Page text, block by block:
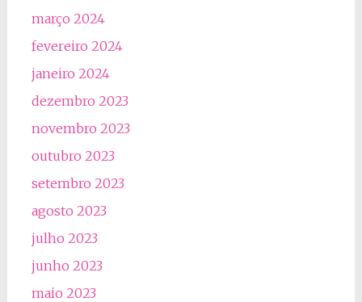
março 2024
fevereiro 2024
janeiro 2024
dezembro 2023
novembro 2023
outubro 2023
setembro 2023
agosto 2023
julho 2023
junho 2023
maio 2023